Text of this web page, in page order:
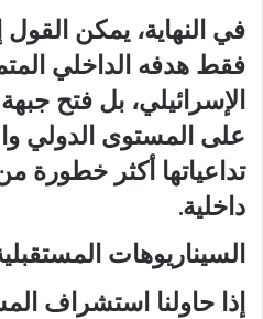
في النهاية، يمكن
فقط هدفه الداخلي
الإسرائيلي، بل فتح
على المستوى الدولي
تداعياتها أكثر
داخلية.
السيناريوهات
إذا حاولنا استشراف